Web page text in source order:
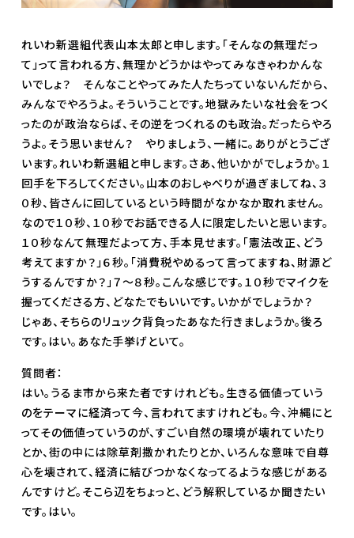
れいわ新選組代表山本太郎と申します。「そんなの無理だっ
て」って言われる方、無理かどうかはやってみなきゃわかんな
いでしょ？ そんなことやってみた人たちっていないんだから、
みんなでやろうよ。そういうことです。地獄みたいな社会をつく
ったのが政治ならば、その逆をつくれるのも政治。だったらやろ
うよ。そう思いません？ やりましょう、一緒に。ありがとうござ
います。れいわ新選組と申します。さあ、他いかがでしょうか。１
回手を下ろしてください。山本のおしゃべりが過ぎましてね、３
０秒、皆さんに回しているという時間がなかなか取れません。
なので１０秒、１０秒でお話できる人に限定したいと思います。
１０秒なんて無理だよって方、手本見せます。「憲法改正、どう
考えてますか？」６秒。「消費税やめるって言ってますね、財源ど
うするんですか？」７〜８秒。こんな感じです。１０秒でマイクを
握ってくださる方、どなたでもいいです。いかがでしょうか？
じゃあ、そちらのリュック背負ったあなた行きましょうか。後ろ
です。はい。あなた手挙げといて。
質問者：
はい。うるま市から来た者ですけれども。生きる価値っていう
のをテーマに経済って今、言われてますけれども。今、沖縄にと
ってその価値っていうのが、すごい自然の環境が壊れていたり
とか、街の中には除草剤撒かれたりとか、いろんな意味で自尊
心を壊されて、経済に結びつかなくなってるような感じがある
んですけど。そこら辺をちょっと、どう解釈しているか聞きたい
です。はい。